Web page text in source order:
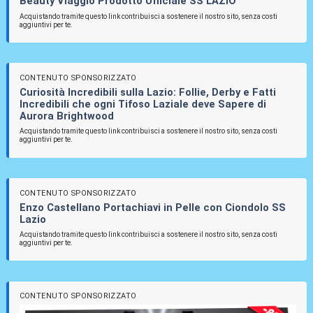
Acquistando tramite questo link contribuisci a sostenere il nostro sito, senza costi
aggiuntivi per te.
CONTENUTO SPONSORIZZATO
Curiosità Incredibili sulla Lazio: Follie, Derby e Fatti
Incredibili che ogni Tifoso Laziale deve Sapere di
Aurora Brightwood
Acquistando tramite questo link contribuisci a sostenere il nostro sito, senza costi
aggiuntivi per te.
CONTENUTO SPONSORIZZATO
Enzo Castellano Portachiavi in Pelle con Ciondolo SS
Lazio
Acquistando tramite questo link contribuisci a sostenere il nostro sito, senza costi
aggiuntivi per te.
CONTENUTO SPONSORIZZATO